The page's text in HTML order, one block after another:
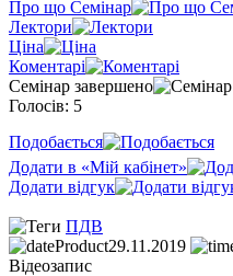
Про що Семінар
Лектори
Ціна
Коментарі
Семінар завершено
Голосів: 5
Подобається
Додати в «Мій кабінет»
Додати відгук
ПДВ
29.11.2019
Відеозапис